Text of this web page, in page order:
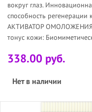
вокруг глаз.
способность
АКТИВАТОР ОМОЛОЖЕНИЯ:
тонус кожи:
338.00 руб.
Нет в наличии